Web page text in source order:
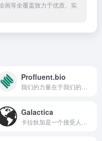
画等全覆盖致力于优质、实
Profluent.bio
Galactica